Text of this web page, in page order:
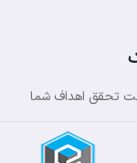
تحقق اهداف شما